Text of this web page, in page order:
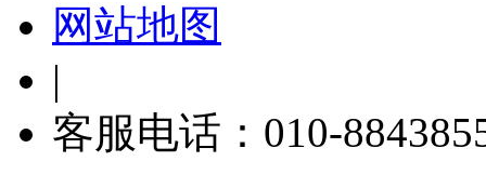
网站地图
|
客服电话：010-